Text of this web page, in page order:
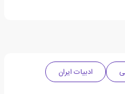
ادبیات ایران